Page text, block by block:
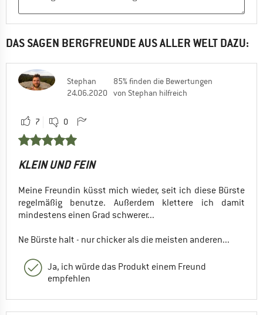
DAS SAGEN BERGFREUNDE AUS ALLER WELT DAZU:
Stephan
24.06.2020
85% finden die Bewertungen
von Stephan hilfreich
7 0
KLEIN UND FEIN
Meine Freundin küsst mich wieder, seit ich diese Bürste
regelmäßig benutze. Außerdem klettere ich damit
mindestens einen Grad schwerer...
Ne Bürste halt - nur chicker als die meisten anderen...
Ja, ich würde das Produkt einem Freund
empfehlen